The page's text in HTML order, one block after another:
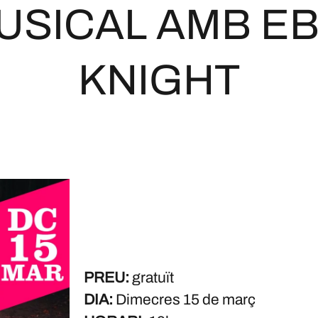
AMB
KNIGHT
PREU: gratuït
DIA: Dimecres 15 de març